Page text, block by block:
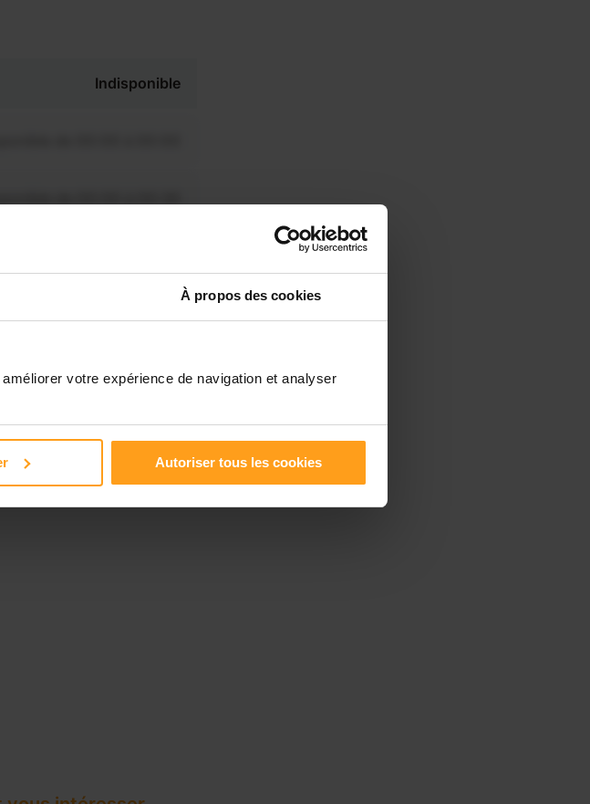
À propos des cookies
votre expérience de navigation et analyser
Autoriser tous les cookies
Indisponible
de 00:00 à 00:00
de 00:00 à 00:00